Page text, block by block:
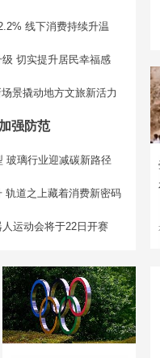
线下消费持续升温
切实提升居民幸福感
景撬动地方文旅新活力
强防范
玻璃行业迎减碳新路径
轨道之上藏着消费新密码
运动会将于22日开赛